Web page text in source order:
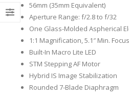
56mm (35mm Equivalent)
Aperture Range: f/2.8 to f/32
One Glass-Molded Aspherical
1:1 Magnification, 5.1″ Min. Focus
Built-In Macro Lite LED
STM Stepping AF Motor
Hybrid IS Image Stabilization
Rounded 7-Blade Diaphragm